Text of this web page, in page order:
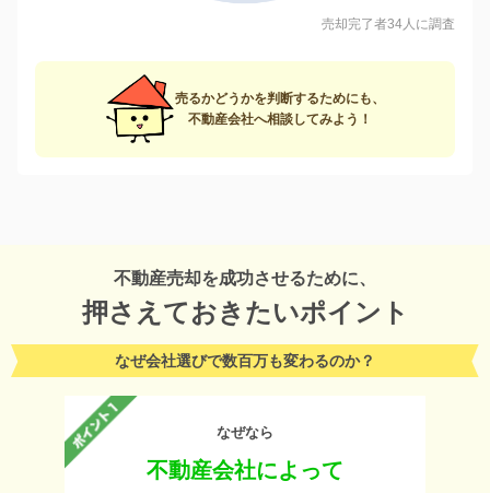
売却完了者34人に調査
売るかどうかを判断するためにも、
不動産会社へ相談してみよう！
不動産売却を成功させるために、
押さえておきたいポイント
なぜ会社選びで数百万も変わるのか？
なぜなら
不動産会社によって